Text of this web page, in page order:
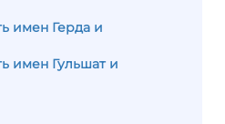
имен Герда и
имен Гульшат и